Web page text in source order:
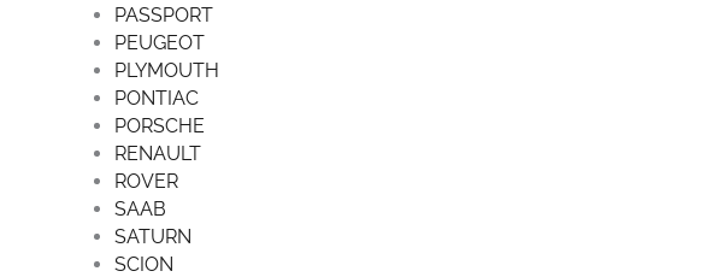
PASSPORT
PEUGEOT
PLYMOUTH
PONTIAC
PORSCHE
RENAULT
ROVER
SAAB
SATURN
SCION